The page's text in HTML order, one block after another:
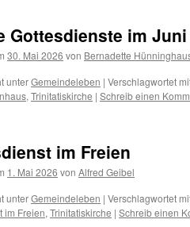
Gottesdienste im Juni
30. Mai 2026 von Bernadette
unterGemeindeleben | Verschlagwortet
, Trinitatiskirche | Schreib einen
im Freien
1. Mai 2026 von Alfred Geibel
unterGemeindeleben | Verschlagwortet
im Freien, Trinitatiskirche | Schreib einen